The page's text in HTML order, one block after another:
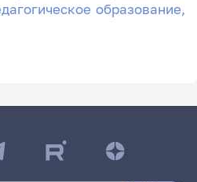
образование,